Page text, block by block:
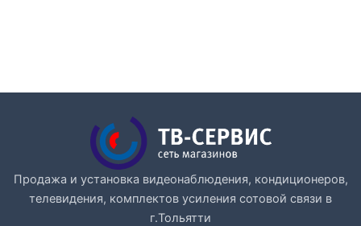
Продажа и установка видеонаблюдения, кондиционеров,
телевидения, комплектов усиления сотовой связи в
г.Тольятти